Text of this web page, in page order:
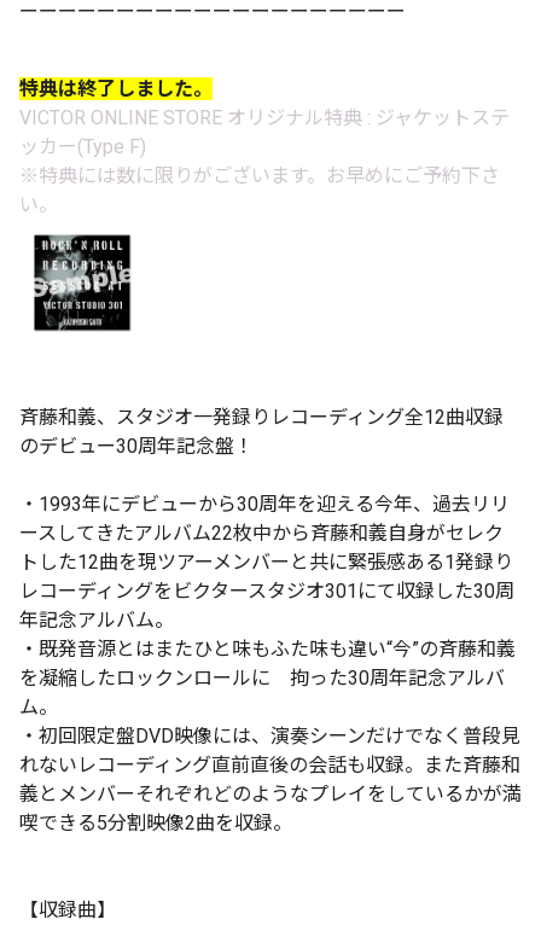
ーーーーーーーーーーーーーーーーーーーー
特典は終了しました。
VICTOR ONLINE STORE オリジナル特典 : ジャケットステ
ッカー(Type F)
※特典には数に限りがございます。お早めにご予約下さ
い。
斉藤和義、スタジオ一発録りレコーディング全12曲収録
のデビュー30周年記念盤！
・1993年にデビューから30周年を迎える今年、過去リリ
ースしてきたアルバム22枚中から斉藤和義自身がセレク
トした12曲を現ツアーメンバーと共に緊張感ある1発録り
レコーディングをビクタースタジオ301にて収録した30周
年記念アルバム。
・既発音源とはまたひと味もふた味も違い“今”の斉藤和義
を凝縮したロックンロールに 拘った30周年記念アルバ
ム。
・初回限定盤DVD映像には、演奏シーンだけでなく普段見
れないレコーディング直前直後の会話も収録。また斉藤和
義とメンバーそれぞれどのようなプレイをしているかが満
喫できる5分割映像2曲を収録。
【収録曲】